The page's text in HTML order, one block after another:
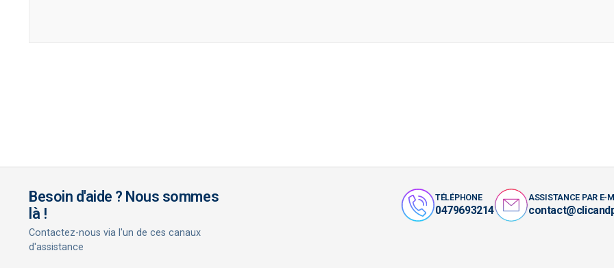
Besoin d'aide ? Nous sommes
là !
Contactez-nous via l'un de ces canaux
d'assistance
TÉLÉPHONE
0479693214
ASSISTANCE PAR E-